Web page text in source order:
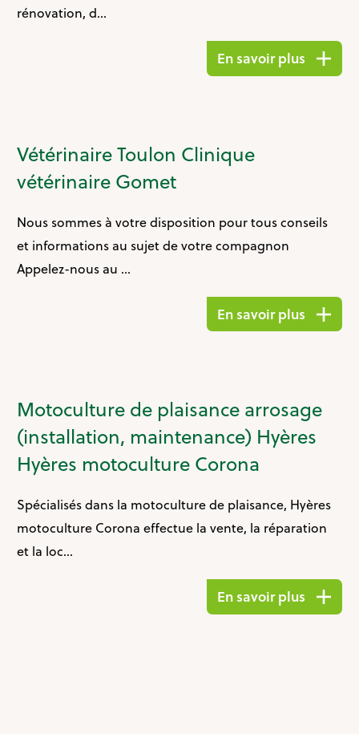
rénovation, d...
En savoir plus
Vétérinaire Toulon Clinique
vétérinaire Gomet
Nous sommes à votre disposition pour tous conseils
et informations au sujet de votre compagnon
Appelez-nous au ...
En savoir plus
Motoculture de plaisance arrosage
(installation, maintenance) Hyères
Hyères motoculture Corona
Spécialisés dans la motoculture de plaisance, Hyères
motoculture Corona effectue la vente, la réparation
et la loc...
En savoir plus